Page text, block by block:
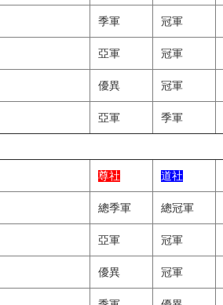
季軍 冠軍
亞軍 冠軍
優異 冠軍
亞軍 季軍
尊社 道社
總季軍 總冠軍
亞軍 冠軍
優異 冠軍